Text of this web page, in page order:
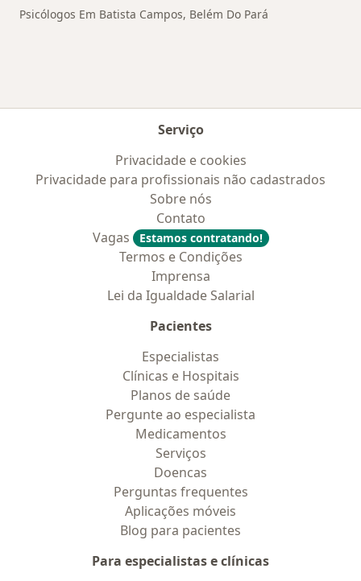
Psicólogos Em Batista Campos, Belém Do Pará
Serviço
Privacidade e cookies
Privacidade para profissionais não cadastrados
Sobre nós
Contato
Vagas
Estamos contratando!
Termos e Condições
Imprensa
Lei da Igualdade Salarial
Pacientes
Especialistas
Clínicas e Hospitais
Planos de saúde
Pergunte ao especialista
Medicamentos
Serviços
Doencas
Perguntas frequentes
Aplicações móveis
Blog para pacientes
Para especialistas e clínicas